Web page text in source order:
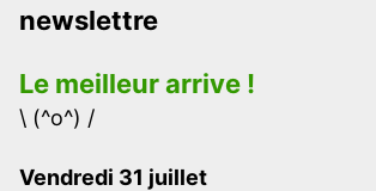
newslettre
Le meilleur arrive !
\ (^o^) /
Vendredi 31 juillet